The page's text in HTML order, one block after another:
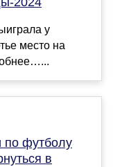
у
место на
по футболу
в